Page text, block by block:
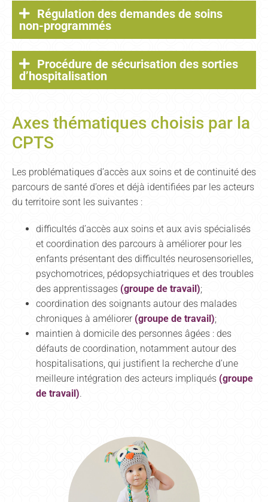
Régulation des demandes de soins
non-programmés
Procédure de sécurisation des sorties
d’hospitalisation
Axes thématiques choisis par la
CPTS
Les problématiques d’accès aux soins et de continuité des
parcours de santé d’ores et déjà identifiées par les acteurs
du territoire sont les suivantes :
difficultés d’accès aux soins et aux avis spécialisés
et coordination des parcours à améliorer pour les
enfants présentant des difficultés neurosensorielles,
psychomotrices, pédopsychiatriques et des troubles
des apprentissages (groupe de travail);
coordination des soignants autour des malades
chroniques à améliorer (groupe de travail);
maintien à domicile des personnes âgées : des
défauts de coordination, notamment autour des
hospitalisations, qui justifient la recherche d’une
meilleure intégration des acteurs impliqués (groupe
de travail).